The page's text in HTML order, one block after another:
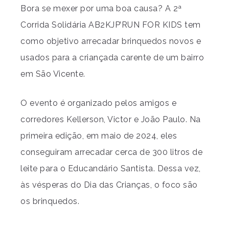
Bora se mexer por uma boa causa? A 2ª
Corrida Solidária AB2KJP’RUN FOR KIDS tem
como objetivo arrecadar brinquedos novos e
usados para a criançada carente de um bairro
em São Vicente.
O evento é organizado pelos amigos e
corredores Kellerson, Victor e João Paulo. Na
primeira edição, em maio de 2024, eles
conseguiram arrecadar cerca de 300 litros de
leite para o Educandário Santista. Dessa vez,
às vésperas do Dia das Crianças, o foco são
os brinquedos.